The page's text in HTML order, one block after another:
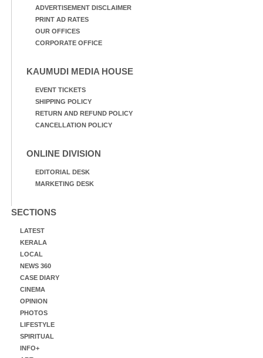
ADVERTISEMENT DISCLAIMER
PRINT AD RATES
OUR OFFICES
CORPORATE OFFICE
KAUMUDI MEDIA HOUSE
EVENT TICKETS
SHIPPING POLICY
RETURN AND REFUND POLICY
CANCELLATION POLICY
ONLINE DIVISION
EDITORIAL DESK
MARKETING DESK
SECTIONS
LATEST
KERALA
LOCAL
NEWS 360
CASE DIARY
CINEMA
OPINION
PHOTOS
LIFESTYLE
SPIRITUAL
INFO+